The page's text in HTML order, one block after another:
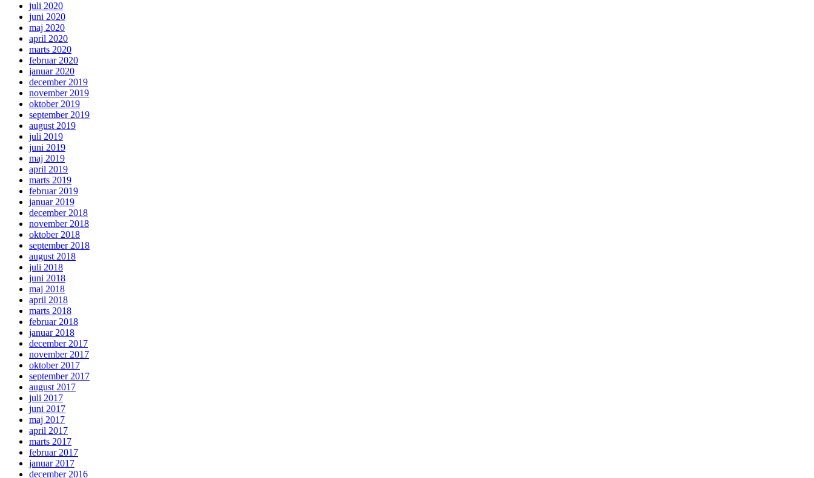
juli 2020
juni 2020
maj 2020
april 2020
marts 2020
februar 2020
januar 2020
december 2019
november 2019
oktober 2019
september 2019
august 2019
juli 2019
juni 2019
maj 2019
april 2019
marts 2019
februar 2019
januar 2019
december 2018
november 2018
oktober 2018
september 2018
august 2018
juli 2018
juni 2018
maj 2018
april 2018
marts 2018
februar 2018
januar 2018
december 2017
november 2017
oktober 2017
september 2017
august 2017
juli 2017
juni 2017
maj 2017
april 2017
marts 2017
februar 2017
januar 2017
december 2016